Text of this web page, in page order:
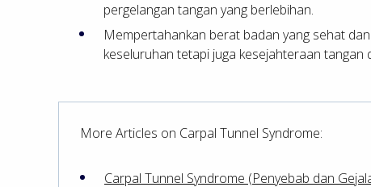
pergelangan tangan yang berlebihan.
Mempertahankan berat badan yang sehat
keseluruhan tetapi juga kesejahteraan tangan
More Articles on Carpal Tunnel Syndrome:
Carpal Tunnel Syndrome (Penyebab dan